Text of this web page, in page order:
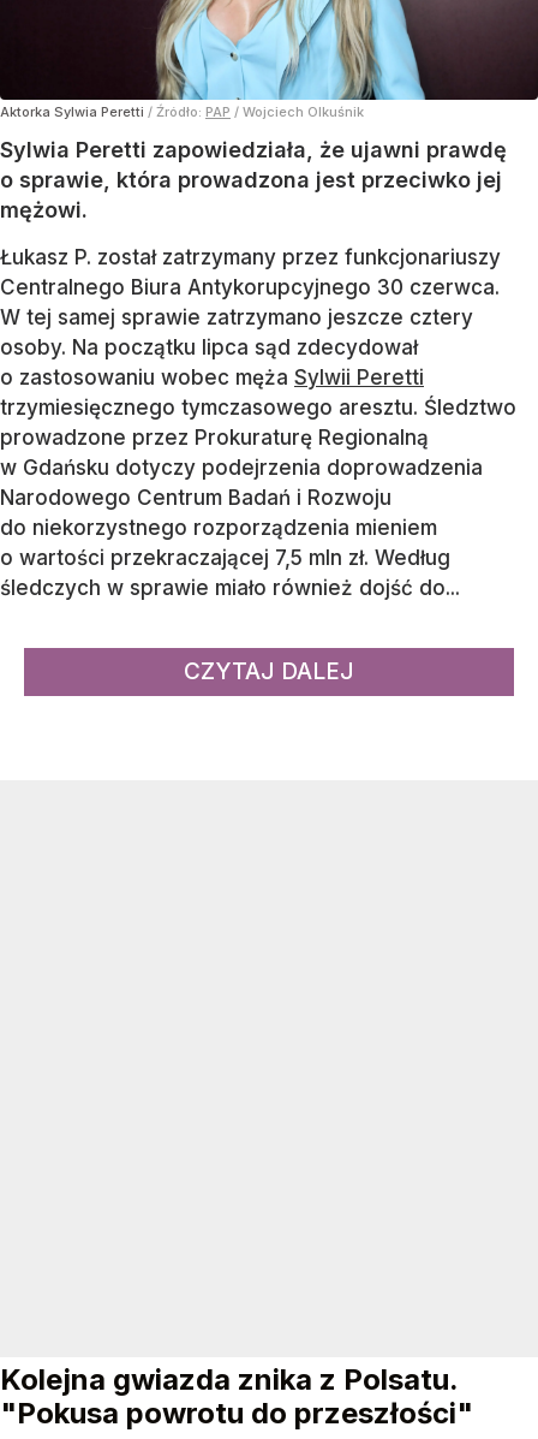
Aktorka Sylwia Peretti / Źródło: PAP / Wojciech Olkuśnik
Sylwia Peretti zapowiedziała, że ujawni prawdę
o sprawie, która prowadzona jest przeciwko jej
mężowi.
Łukasz P. został zatrzymany przez funkcjonariuszy
Centralnego Biura Antykorupcyjnego 30 czerwca.
W tej samej sprawie zatrzymano jeszcze cztery
osoby. Na początku lipca sąd zdecydował
o zastosowaniu wobec męża Sylwii Peretti
trzymiesięcznego tymczasowego aresztu. Śledztwo
prowadzone przez Prokuraturę Regionalną
w Gdańsku dotyczy podejrzenia doprowadzenia
Narodowego Centrum Badań i Rozwoju
do niekorzystnego rozporządzenia mieniem
o wartości przekraczającej 7,5 mln zł. Według
śledczych w sprawie miało również dojść do...
CZYTAJ DALEJ
Kolejna gwiazda znika z Polsatu.
"Pokusa powrotu do przeszłości"